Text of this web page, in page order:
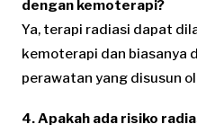
dengan kemoterapi?
Ya, terapi radiasi dapat
kemoterapi dan biasanya
perawatan yang disusun
4. Apakah ada risiko